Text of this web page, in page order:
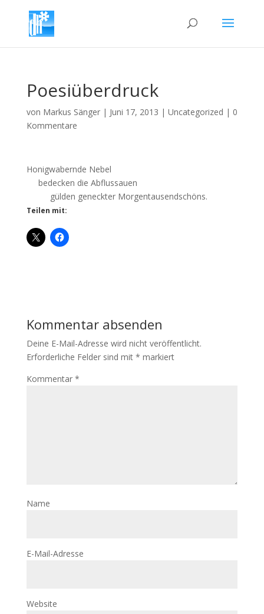
Poesiüberdruck
von Markus Sänger| Juni 17, 2013 | Uncategorized | 0
Kommentare
Honigwabernde Nebel
bedecken die Abflussauen
gülden geneckter Morgentausendschöns.
Teilen mit:
Kommentar absenden
Deine E-Mail-Adresse wird nicht veröffentlicht.
Erforderliche Felder sind mit * markiert
Kommentar *
Name
E-Mail-Adresse
Website